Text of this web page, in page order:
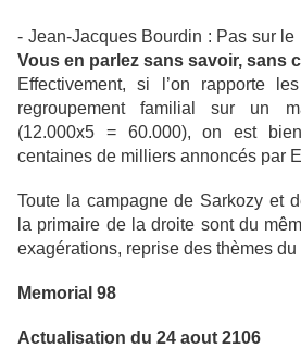
- Jean-Jacques Bourdin : Pas sur le
Vous en parlez sans savoir, sans
Effectivement, si l’on rapporte
regroupement familial sur un
(12.000x5 = 60.000), on est
centaines de milliers annoncés par
Toute la campagne de Sarkozy et
la primaire de la droite sont du
exagérations, reprise des thèmes du
Memorial 98
Actualisation du 24 aout 2106